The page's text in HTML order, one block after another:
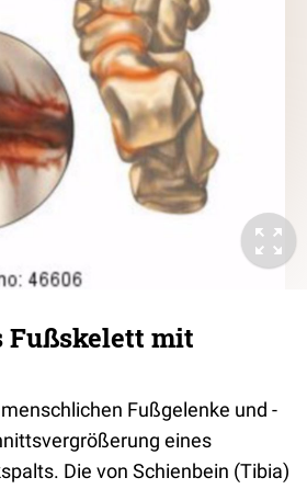
Fußskelett mit
Fußgelenke und -
eines
Die von Schienbein (Tibia)